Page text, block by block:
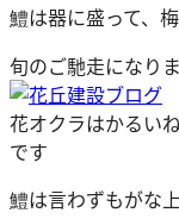
鱧は器に盛って、
旬のご馳走になり
花オクラはかるい
です
鱧は言わずもがな